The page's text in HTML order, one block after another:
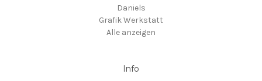
Daniels
Grafik Werkstatt
Alle anzeigen
Info